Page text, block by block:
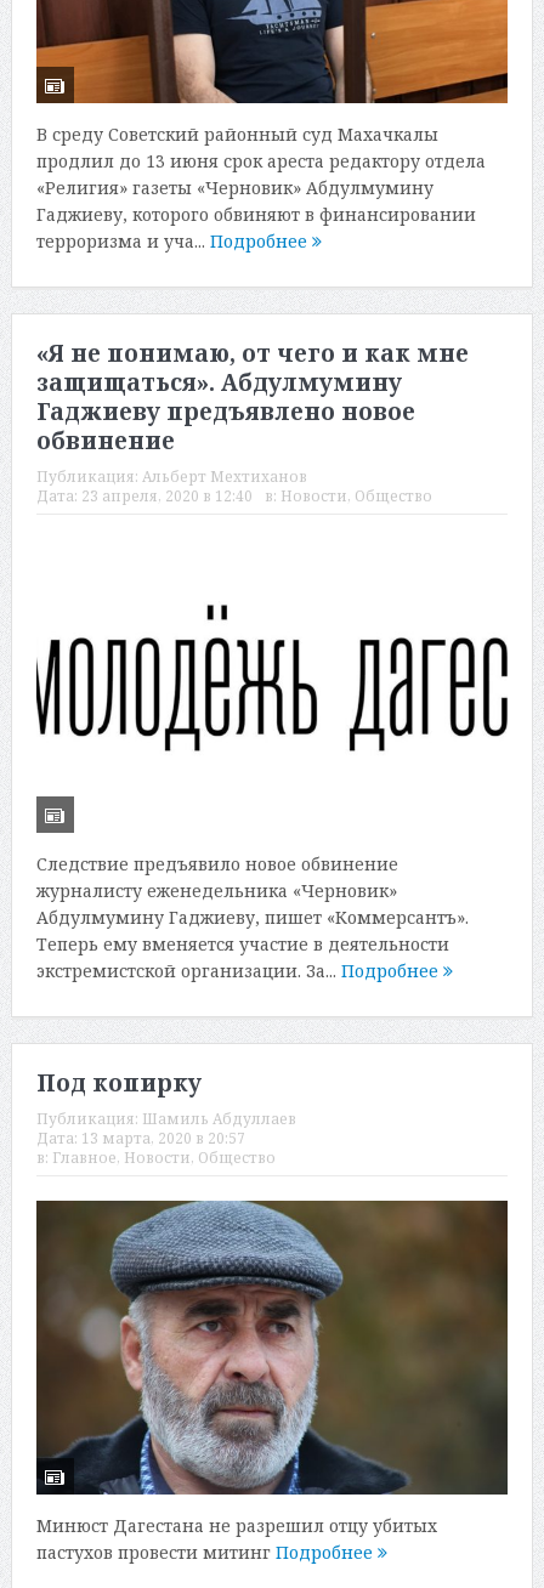
В среду Советский районный суд Махачкалы
продлил до 13 июня срок ареста редактору отдела
«Религия» газеты «Черновик» Абдулмумину
Гаджиеву, которого обвиняют в финансировании
терроризма и уча... Подробнее
«Я не понимаю, от чего и как мне
защищаться». Абдулмумину
Гаджиеву предъявлено новое
обвинение
Публикация: Альберт Мехтиханов
Дата: 23 апреля, 2020 в 12:40 в: Новости, Общество
Следствие предъявило новое обвинение
журналисту еженедельника «Черновик»
Абдулмумину Гаджиеву, пишет «Коммерсантъ».
Теперь ему вменяется участие в деятельности
экстремистской организации. За... Подробнее
Под копирку
Публикация: Шамиль Абдуллаев
Дата: 13 марта, 2020 в 20:57
в: Главное, Новости, Общество
Минюст Дагестана не разрешил отцу убитых
пастухов провести митинг Подробнее